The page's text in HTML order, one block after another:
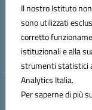
Il nostro Istituto
sono utilizzati
corretto
istituzionali e alla
strumenti statistici
Analytics Italia.
Per saperne di più
Codice fiscale:
Codice meccanografico:
Codice Indice delle
Codice unico di